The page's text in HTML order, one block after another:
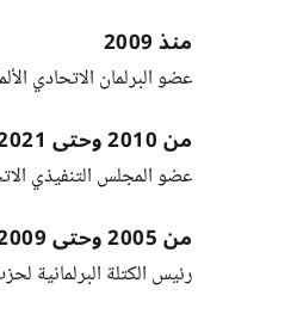
منذ 2009
عضو البرلمان الاتحادي
من 2010 وحتى 2021
عضو المجلس التنفيذي
من 2005 وحتى 2009
رئيس الكتلة البرلمانية